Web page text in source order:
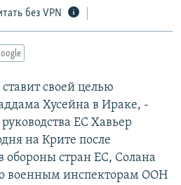
без VPN
своей целью
Хусейна в Ираке, -
ЕС Хавьер
на Крите после
стран ЕС, Солана
военным инспекторам ООН